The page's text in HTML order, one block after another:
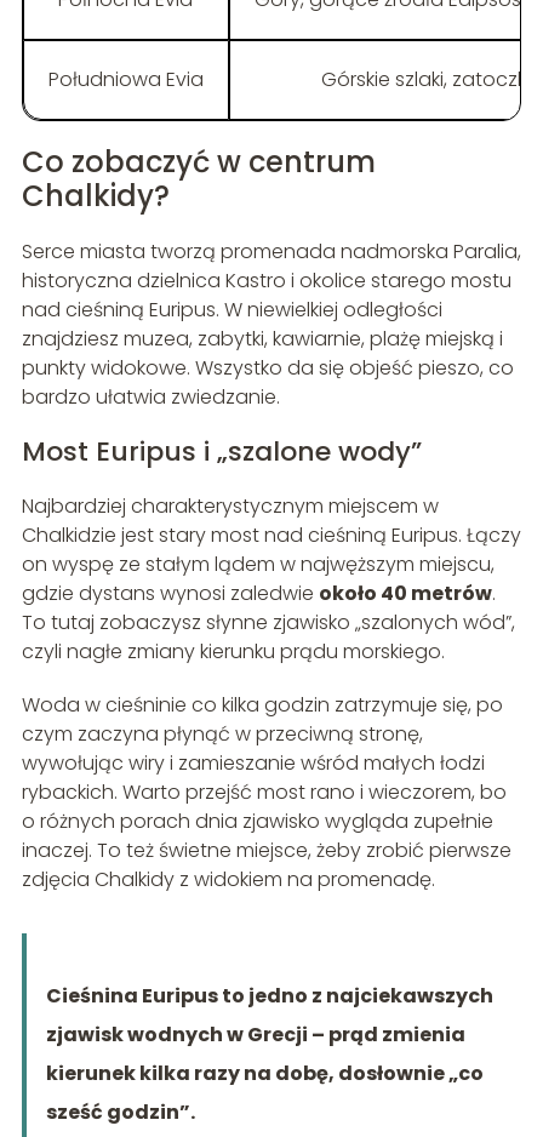
Południowa Evia Górskie szlaki, zatoczki,
Co zobaczyć w centrum
Chalkidy?
Serce miasta tworzą promenada nadmorska Paralia,
historyczna dzielnica Kastro i okolice starego mostu
nad cieśniną Euripus. W niewielkiej odległości
znajdziesz muzea, zabytki, kawiarnie, plażę miejską i
punkty widokowe. Wszystko da się objeść pieszo, co
bardzo ułatwia zwiedzanie.
Most Euripus i „szalone wody”
Najbardziej charakterystycznym miejscem w
Chalkidzie jest stary most nad cieśniną Euripus. Łączy
on wyspę ze stałym lądem w najwęższym miejscu,
gdzie dystans wynosi zaledwie około 40 metrów.
To tutaj zobaczysz słynne zjawisko „szalonych wód”,
czyli nagłe zmiany kierunku prądu morskiego.
Woda w cieśninie co kilka godzin zatrzymuje się, po
czym zaczyna płynąć w przeciwną stronę,
wywołując wiry i zamieszanie wśród małych łodzi
rybackich. Warto przejść most rano i wieczorem, bo
o różnych porach dnia zjawisko wygląda zupełnie
inaczej. To też świetne miejsce, żeby zrobić pierwsze
zdjęcia Chalkidy z widokiem na promenadę.
Cieśnina Euripus to jedno z najciekawszych
zjawisk wodnych w Grecji – prąd zmienia
kierunek kilka razy na dobę, dosłownie „co
sześć godzin”.